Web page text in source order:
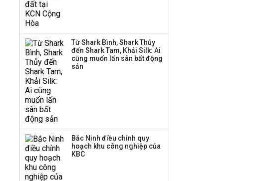
Công ty 100 tỷ của
Huấn Hoa Hồng bỗng
dưng ‘biến mất’, một
Từ Shark Bình, Shark Thủy
đến Shark Tam, Khải Silk: Ai
cũng muốn lấn sân bất động
sản
Bắc Ninh điều chỉnh quy
hoạch khu công nghiệp của
KBC